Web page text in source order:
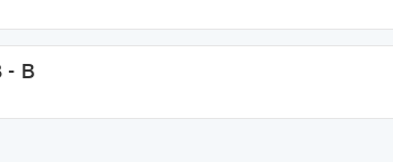
- B